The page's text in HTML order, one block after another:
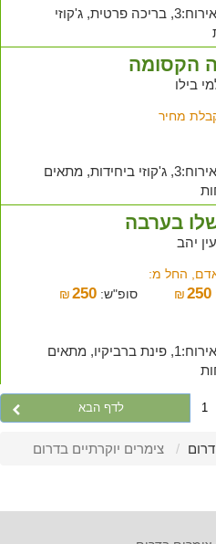
יחידות אירוח:3, בריכה פרטית, ג'קוזי
הקסומה
בילו
מחיר
יחידות אירוח:3, ג'קוזי ביחידות, מתאים
בערבה
יהב
החל מ:
₪250 סופ"ש: ₪ 250
יחידות אירוח:1, פינת ברביקיו, מתאים
1 לדף הבא
דרום צימרים יוקרתיים בדרום